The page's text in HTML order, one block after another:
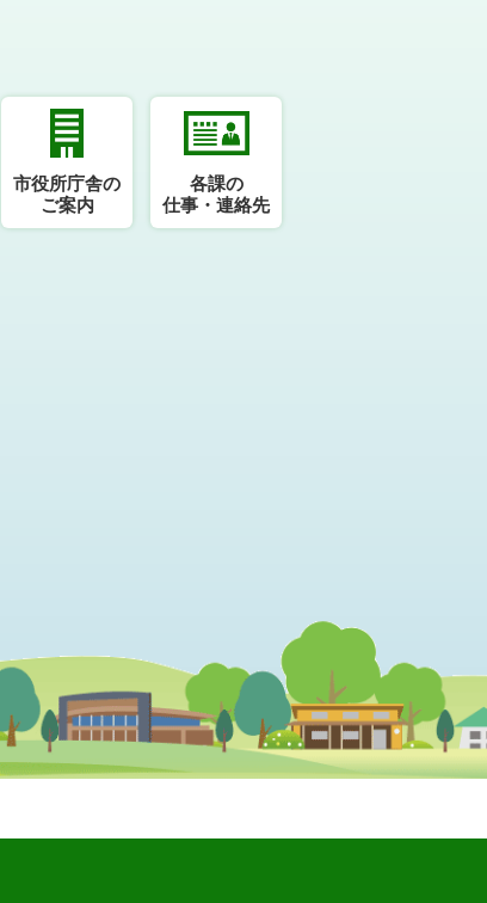
市役所庁舎の
ご案内
各課の
仕事・連絡先